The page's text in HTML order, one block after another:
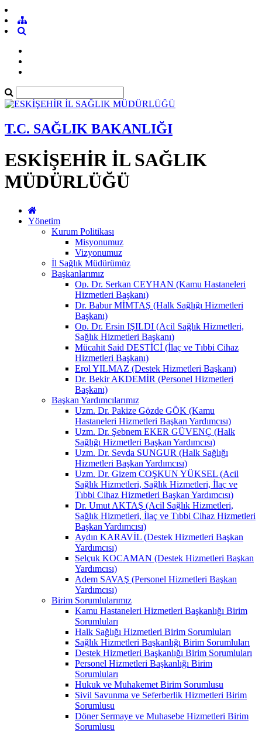
T.C. SAĞLIK BAKANLIĞI
ESKİŞEHİR İL SAĞLIK
MÜDÜRLÜĞÜ
Yönetim
Kurum Politikası
Misyonumuz
Vizyonumuz
İl Sağlık Müdürümüz
Başkanlarımız
Op. Dr. Serkan CEYHAN (Kamu Hastaneleri
Hizmetleri Başkanı)
Dr. Babur MİMTAŞ (Halk Sağlığı Hizmetleri
Başkanı)
Op. Dr. Ersin IŞILDI (Acil Sağlık Hizmetleri,
Sağlık Hizmetleri Başkanı)
Mücahit Said DESTİCİ (İlaç ve Tıbbi Cihaz
Hizmetleri Başkanı)
Erol YILMAZ (Destek Hizmetleri Başkanı)
Dr. Bekir AKDEMİR (Personel Hizmetleri
Başkanı)
Başkan Yardımcılarımız
Uzm. Dr. Pakize Gözde GÖK (Kamu
Hastaneleri Hizmetleri Başkan Yardımcısı)
Uzm. Dr. Şebnem EKER GÜVENÇ (Halk
Sağlığı Hizmetleri Başkan Yardımcısı)
Uzm. Dr. Sevda SUNGUR (Halk Sağlığı
Hizmetleri Başkan Yardımcısı)
Uzm. Dr. Gizem COŞKUN YÜKSEL (Acil
Sağlık Hizmetleri, Sağlık Hizmetleri, İlaç ve
Tıbbi Cihaz Hizmetleri Başkan Yardımcısı)
Dr. Umut AKTAŞ (Acil Sağlık Hizmetleri,
Sağlık Hizmetleri, İlaç ve Tıbbi Cihaz Hizmetleri
Başkan Yardımcısı)
Aydın KARAVİL (Destek Hizmetleri Başkan
Yardımcısı)
Selçuk KOCAMAN (Destek Hizmetleri Başkan
Yardımcısı)
Adem SAVAŞ (Personel Hizmetleri Başkan
Yardımcısı)
Birim Sorumlularımız
Kamu Hastaneleri Hizmetleri Başkanlığı Birim
Sorumluları
Halk Sağlığı Hizmetleri Birim Sorumluları
Sağlık Hizmetleri Başkanlığı Birim Sorumluları
Destek Hizmetleri Başkanlığı Birim Sorumluları
Personel Hizmetleri Başkanlığı Birim
Sorumluları
Hukuk ve Muhakemet Birim Sorumlusu
Sivil Savunma ve Seferberlik Hizmetleri Birim
Sorumlusu
Döner Sermaye ve Muhasebe Hizmetleri Birim
Sorumlusu